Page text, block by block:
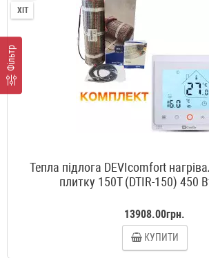
Фільтр
ХІТ
Тепла підлога DEVIcomfort
плитку 150T (DTIR-150) 450
13908.00грн.
КУПИТИ